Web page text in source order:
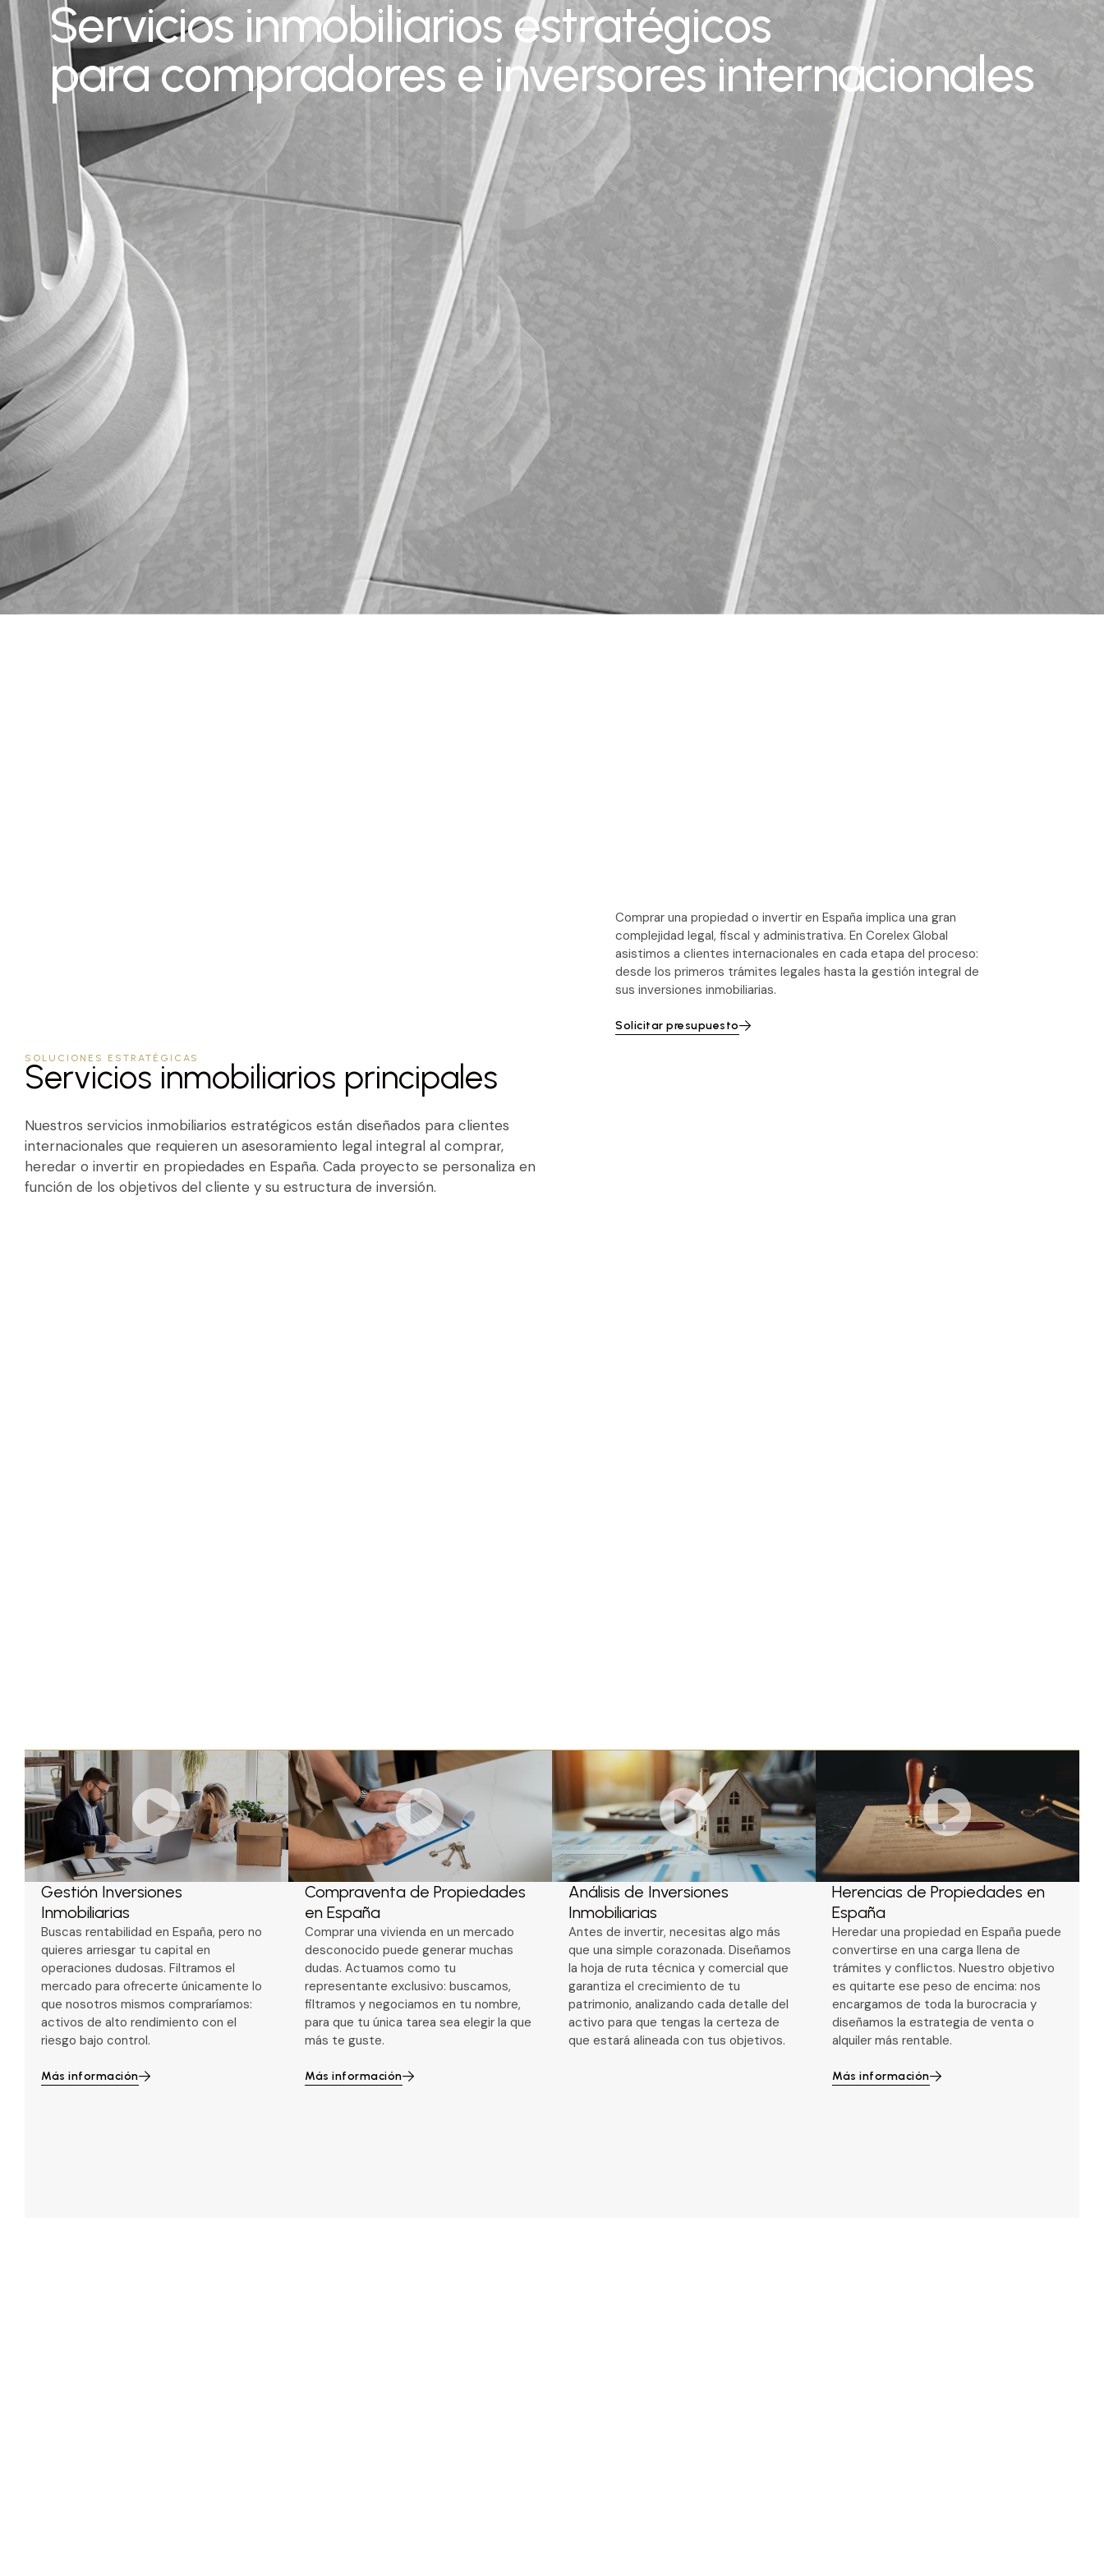
Servicios inmobiliarios estratégicos
para compradores e inversores internacionales
Comprar una propiedad o invertir en España implica una gran
complejidad legal, fiscal y administrativa. En Corelex Global
asistimos a clientes internacionales en cada etapa del proceso:
desde los primeros trámites legales hasta la gestión integral de
sus inversiones inmobiliarias.
Solicitar presupuesto
SOLUCIONES ESTRATÉGICAS
Servicios inmobiliarios principales
Nuestros servicios inmobiliarios estratégicos están diseñados para clientes
internacionales que requieren un asesoramiento legal integral al comprar,
heredar o invertir en propiedades en España. Cada proyecto se personaliza en
función de los objetivos del cliente y su estructura de inversión.
Gestión Inversiones
Inmobiliarias
Buscas rentabilidad en España, pero no
quieres arriesgar tu capital en
operaciones dudosas. Filtramos el
mercado para ofrecerte únicamente lo
que nosotros mismos compraríamos:
activos de alto rendimiento con el
riesgo bajo control.
Más información
Compraventa de Propiedades
en España
Comprar una vivienda en un mercado
desconocido puede generar muchas
dudas. Actuamos como tu
representante exclusivo: buscamos,
filtramos y negociamos en tu nombre,
para que tu única tarea sea elegir la que
más te guste.
Más información
Análisis de Inversiones
Inmobiliarias
Antes de invertir, necesitas algo más
que una simple corazonada. Diseñamos
la hoja de ruta técnica y comercial que
garantiza el crecimiento de tu
patrimonio, analizando cada detalle del
activo para que tengas la certeza de
que estará alineada con tus objetivos.
Herencias de Propiedades en
España
Heredar una propiedad en España puede
convertirse en una carga llena de
trámites y conflictos. Nuestro objetivo
es quitarte ese peso de encima: nos
encargamos de toda la burocracia y
diseñamos la estrategia de venta o
alquiler más rentable.
Más información